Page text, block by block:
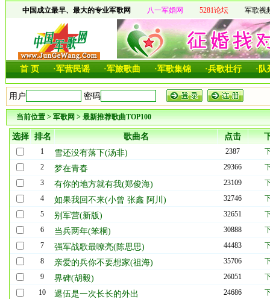
中国成立最早、最大的专业军歌网 八一军婚网 5281论坛 军歌视
首 页 ·军营民谣 ·军旅歌曲 ·军歌集锦 ·兵歌壮行 ·
当前位置>军歌网>最新推荐歌曲TOP100
选择 排名 歌曲名 点击
1 雪还没有落下(汤非) 2387
2
梦在青春 29366
3
有你的地方就有我(郑俊海) 23109
4
如果我回不来(小曾 张鑫 阿川) 32746
5
别军营(新版) 32651
6
当兵两年(笨桐) 30888
7
强军战歌最嘹亮(陈思思) 44483
8
亲爱的兵你不要想家(祖海) 35706
9
界碑(胡毅) 26051
10
退伍是一次长长的外出 24686